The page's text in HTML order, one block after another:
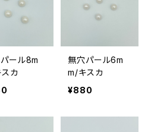
ール8m
カ
無穴パール6m
m/キスカ
¥880